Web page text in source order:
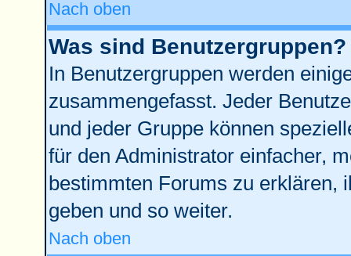
Nach oben
Was sind Benutzergruppen?
In Benutzergruppen werden
zusammengefasst. Jeder
und jeder Gruppe können
für den Administrator einfacher,
bestimmten Forums zu erklären,
geben und so weiter.
Nach oben